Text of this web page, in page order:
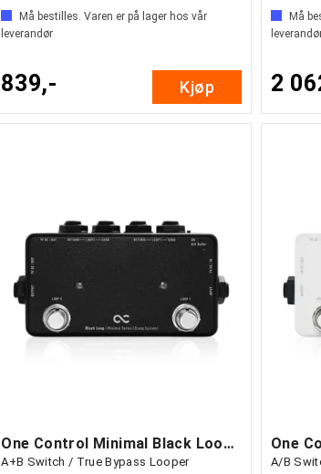
Må bestilles. Varen er på lager hos vår
leverandør
839,- Kjøp
Må
2
One Control Minimal Black Loop w/BJF
A+B Switch / True Bypass Looper A/B